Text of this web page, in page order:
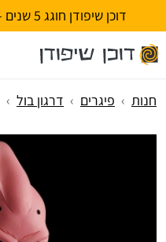
דוכן שיפודן חוגג 5 שנים - כל החרבות במבצע! ⭐
חנות פיגרים דרגון בול